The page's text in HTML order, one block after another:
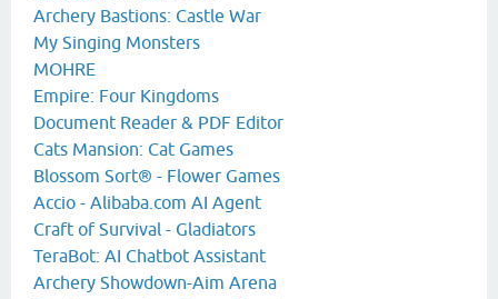
Archery Bastions: Castle War
My Singing Monsters
MOHRE
Empire: Four Kingdoms
Document Reader & PDF Editor
Cats Mansion: Cat Games
Blossom Sort® - Flower Games
Accio - Alibaba.com AI Agent
Craft of Survival - Gladiators
TeraBot: AI Chatbot Assistant
Archery Showdown-Aim Arena